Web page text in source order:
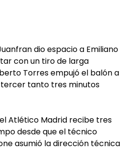
dio espacio a Emiliano
con un tiro de larga
Torres empujó el balón a
tanto tres minutos
Atlético Madrid recibe tres
desde que el técnico
asumió la dirección técnica